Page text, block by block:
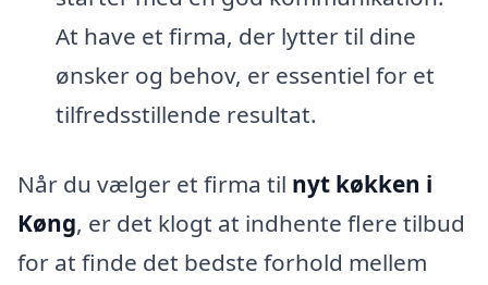
At have et firma, der lytter til dine
ønsker og behov, er essentiel for et
tilfredsstillende resultat.
Når du vælger et firma til nyt køkken i
Køng, er det klogt at indhente flere tilbud
for at finde det bedste forhold mellem